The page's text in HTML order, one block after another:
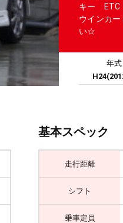
キー ETC
ウインカ
い☆
年式
基本スペック
走行距離
シフト
乗車定員